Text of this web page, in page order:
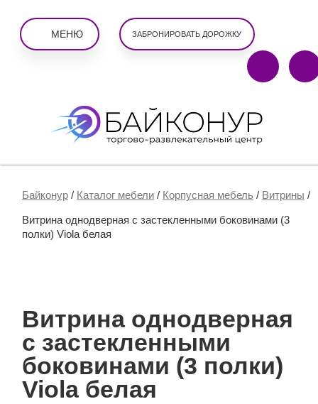
МЕНЮ ЗАБРОНИРОВАТЬ ДОРОЖКУ
Байконур/ Каталог мебели/ Корпусная мебель / Витрины /
Витрина однодверная с застекленными боковинами (3
полки) Viola белая
Витрина однодверная
с застекленными
боковинами (3 полки)
Viola белая